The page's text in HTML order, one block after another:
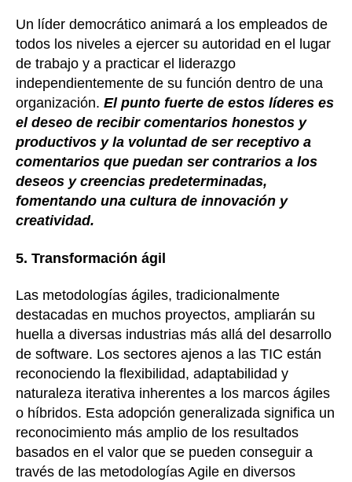
Un líder democrático animará a los empleados de
todos los niveles a ejercer su autoridad en el lugar
de trabajo y a practicar el liderazgo
independientemente de su función dentro de una
organización. El punto fuerte de estos líderes es
el deseo de recibir comentarios honestos y
productivos y la voluntad de ser receptivo a
comentarios que puedan ser contrarios a los
deseos y creencias predeterminadas,
fomentando una cultura de innovación y
creatividad.
5. Transformación ágil
Las metodologías ágiles, tradicionalmente
destacadas en muchos proyectos, ampliarán su
huella a diversas industrias más allá del desarrollo
de software. Los sectores ajenos a las TIC están
reconociendo la flexibilidad, adaptabilidad y
naturaleza iterativa inherentes a los marcos ágiles
o híbridos. Esta adopción generalizada significa un
reconocimiento más amplio de los resultados
basados en el valor que se pueden conseguir a
través de las metodologías Agile en diversos